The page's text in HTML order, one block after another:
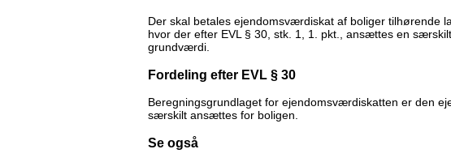
Der skal betales ejendomsværdiskat af boliger tilhørende
hvor der efter EVL § 30, stk. 1, 1. pkt., ansættes en
grundværdi.
Fordeling efter EVL § 30
Beregningsgrundlaget for ejendomsværdiskatten er den
særskilt ansættes for boligen.
Se også